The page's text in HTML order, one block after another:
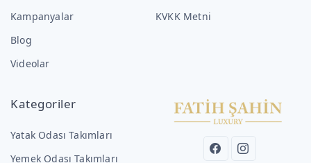
Kampanyalar
Blog
Videolar
KVKK Metni
Kategoriler
Yatak Odası Takımları
Yemek Odası Takımları